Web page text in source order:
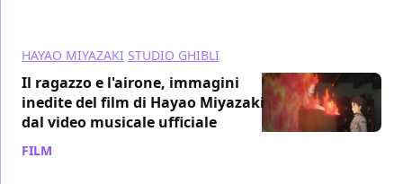
HAYAO MIYAZAKI STUDIO GHIBLI
Il ragazzo e l'airone, immagini
inedite del film di Hayao Miyazaki
dal video musicale ufficiale
FILM